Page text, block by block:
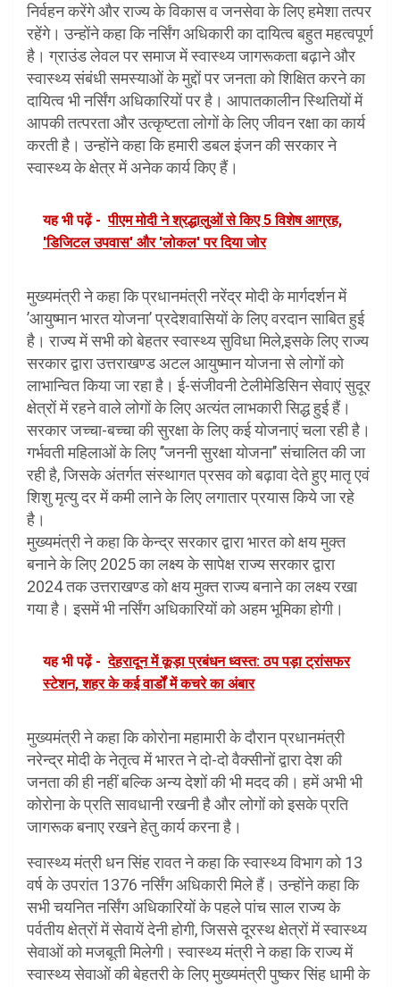
निर्वहन करेंगे और राज्य के विकास व जनसेवा के लिए हमेशा तत्पर
रहेंगे। उन्होंने कहा कि नर्सिंग अधिकारी का दायित्व बहुत महत्वपूर्ण
है। ग्राउंड लेवल पर समाज में स्वास्थ्य जागरूकता बढ़ाने और
स्वास्थ्य संबंधी समस्याओं के मुद्दों पर जनता को शिक्षित करने का
दायित्व भी नर्सिंग अधिकारियों पर है। आपातकालीन स्थितियों में
आपकी तत्परता और उत्कृष्टता लोगों के लिए जीवन रक्षा का कार्य
करती है। उन्होंने कहा कि हमारी डबल इंजन की सरकार ने
स्वास्थ्य के क्षेत्र में अनेक कार्य किए हैं।
यह भी पढ़ें - पीएम मोदी ने श्रद्धालुओं से किए 5 विशेष आग्रह,
'डिजिटल उपवास' और 'लोकल' पर दिया जोर
मुख्यमंत्री ने कहा कि प्रधानमंत्री नरेंद्र मोदी के मार्गदर्शन में
’आयुष्मान भारत योजना’ प्रदेशवासियों के लिए वरदान साबित हुई
है। राज्य में सभी को बेहतर स्वास्थ्य सुविधा मिले,इसके लिए राज्य
सरकार द्वारा उत्तराखण्ड अटल आयुष्मान योजना से लोगों को
लाभान्वित किया जा रहा है। ई-संजीवनी टेलीमेडिसिन सेवाएं सुदूर
क्षेत्रों में रहने वाले लोगों के लिए अत्यंत लाभकारी सिद्ध हुई हैं।
सरकार जच्चा-बच्चा की सुरक्षा के लिए कई योजनाएं चला रही है।
गर्भवती महिलाओं के लिए ’’जननी सुरक्षा योजना’’ संचालित की जा
रही है, जिसके अंतर्गत संस्थागत प्रसव को बढ़ावा देते हुए मातृ एवं
शिशु मृत्यु दर में कमी लाने के लिए लगातार प्रयास किये जा रहे
है।
मुख्यमंत्री ने कहा कि केन्द्र सरकार द्वारा भारत को क्षय मुक्त
बनाने के लिए 2025 का लक्ष्य के सापेक्ष राज्य सरकार द्वारा
2024 तक उत्तराखण्ड को क्षय मुक्त राज्य बनाने का लक्ष्य रखा
गया है। इसमें भी नर्सिंग अधिकारियों को अहम भूमिका होगी।
यह भी पढ़ें - देहरादून में कूड़ा प्रबंधन ध्वस्त: ठप पड़ा ट्रांसफर
स्टेशन, शहर के कई वार्डों में कचरे का अंबार
मुख्यमंत्री ने कहा कि कोरोना महामारी के दौरान प्रधानमंत्री
नरेन्द्र मोदी के नेतृत्व में भारत ने दो-दो वैक्सीनों द्वारा देश की
जनता की ही नहीं बल्कि अन्य देशों की भी मदद की। हमें अभी भी
कोरोना के प्रति सावधानी रखनी है और लोगों को इसके प्रति
जागरूक बनाए रखने हेतु कार्य करना है।
स्वास्थ्य मंत्री धन सिंह रावत ने कहा कि स्वास्थ्य विभाग को 13
वर्ष के उपरांत 1376 नर्सिंग अधिकारी मिले हैं। उन्होंने कहा कि
सभी चयनित नर्सिंग अधिकारियों के पहले पांच साल राज्य के
पर्वतीय क्षेत्रों में सेवायें देनी होगी, जिससे दूरस्थ क्षेत्रों में स्वास्थ्य
सेवाओं को मजबूती मिलेगी। स्वास्थ्य मंत्री ने कहा कि राज्य में
स्वास्थ्य सेवाओं की बेहतरी के लिए मुख्यमंत्री पुष्कर सिंह धामी के